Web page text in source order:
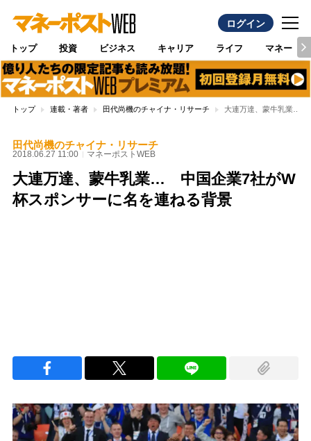
ログイン
トップ 投資 ビジネス キャリア ライフ マネー
トップ 連載・著者 田代尚機のチャイナ・リサーチ 大連万達、蒙牛乳業…
田代尚機のチャイナ・リサーチ
2018.06.27 11:00 マネーポストWEB
大連万達、蒙牛乳業… 中国企業7社がW
杯スポンサーに名を連ねる背景